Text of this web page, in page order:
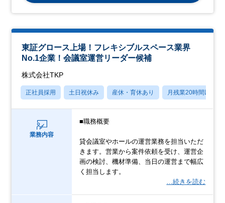
東証グロース上場！フレキシブルスペース業界
No.1企業！会議室運営リーダー候補
株式会社TKP
正社員採用 土日祝休み 産休・育休あり 月残業20時間以内
業務内容
■職務概要
貸会議室やホールの運営業務を担当いただ
きます。営業から案件依頼を受け、運営企
画の検討、機材準備、当日の運営まで幅広
く担当します。
…続きを読む